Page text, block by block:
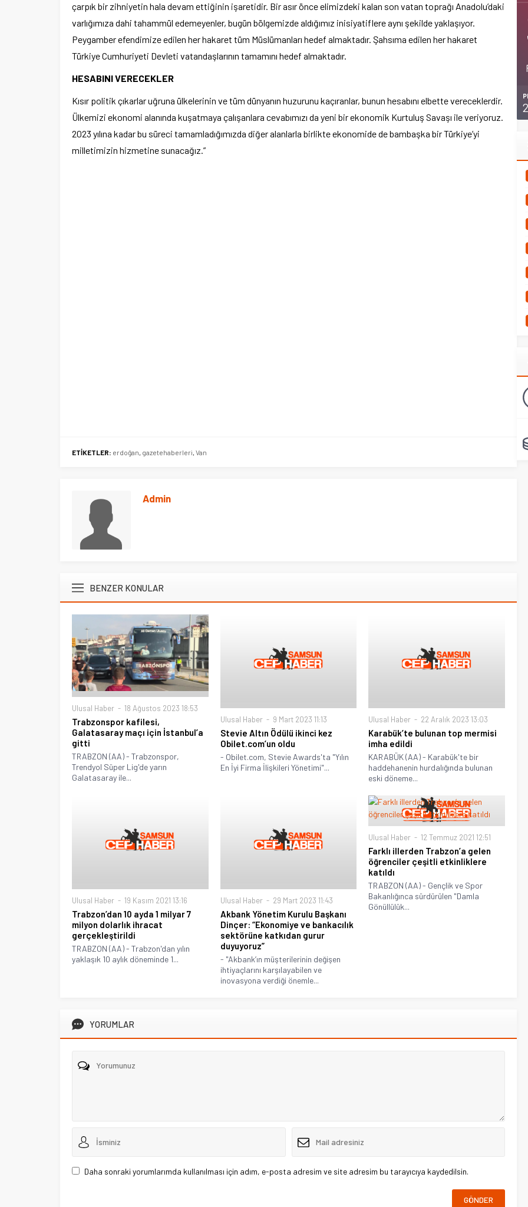
çarpık bir zihniyetin hala devam ettiğinin işaretidir. Bir asır önce elimizdeki kalan son vatan toprağı Anadolu’daki
varlığımıza dahi tahammül edemeyenler, bugün bölgemizde aldığımız inisiyatiflere aynı şekilde yaklaşıyor.
Peygamber efendimize edilen her hakaret tüm Müslümanları hedef almaktadır. Şahsıma edilen her hakaret
Türkiye Cumhuriyeti Devleti vatandaşlarının tamamını hedef almaktadır.
HESABINI VERECEKLER
Kısır politik çıkarlar uğruna ülkelerinin ve tüm dünyanın huzurunu kaçıranlar, bunun hesabını elbette vereceklerdir.
Ülkemizi ekonomi alanında kuşatmaya çalışanlara cevabımızı da yeni bir ekonomik Kurtuluş Savaşı ile veriyoruz.
2023 yılına kadar bu süreci tamamladığımızda diğer alanlarla birlikte ekonomide de bambaşka bir Türkiye’yi
milletimizin hizmetine sunacağız.”
ETİKETLER: erdoğan, gazetehaberleri, Van
Admin
BENZER KONULAR
Ulusal Haber 18 Ağustos 2023 18:53
Trabzonspor kafilesi,
Galatasaray maçı için İstanbul’a
gitti
TRABZON (AA) - Trabzonspor,
Trendyol Süper Lig'de yarın
Galatasaray ile...
Ulusal Haber 9 Mart 2023 11:13
Stevie Altın Ödülü ikinci kez
Obilet.com’un oldu
- Obilet.com, Stevie Awards'ta "Yılın
En İyi Firma İlişkileri Yönetimi"...
Ulusal Haber 22 Aralık 2023 13:03
Karabük’te bulunan top mermisi
imha edildi
KARABÜK (AA) - Karabük'te bir
haddehanenin hurdalığında bulunan
eski döneme...
Ulusal Haber 19 Kasım 2021 13:16
Trabzon’dan 10 ayda 1 milyar 7
milyon dolarlık ihracat
gerçekleştirildi
TRABZON (AA) - Trabzon'dan yılın
yaklaşık 10 aylık döneminde 1...
Ulusal Haber 29 Mart 2023 11:43
Akbank Yönetim Kurulu Başkanı
Dinçer: “Ekonomiye ve bankacılık
sektörüne katkıdan gurur
duyuyoruz”
- "Akbank’ın müşterilerinin değişen
ihtiyaçlarını karşılayabilen ve
inovasyona verdiği önemle...
Ulusal Haber 12 Temmuz 2021 12:51
Farklı illerden Trabzon’a gelen
öğrenciler çeşitli etkinliklere
katıldı
TRABZON (AA) - Gençlik ve Spor
Bakanlığınca sürdürülen "Damla
Gönüllülük...
YORUMLAR
Daha sonraki yorumlarımda kullanılması için adım, e-posta adresim ve site adresim bu tarayıcıya kaydedilsin.